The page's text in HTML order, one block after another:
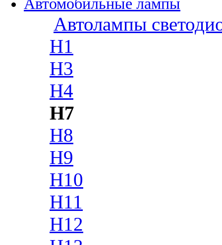
Автомобильные лампы
Автолампы
H1
H3
H4
H7
H8
H9
H10
H11
H12